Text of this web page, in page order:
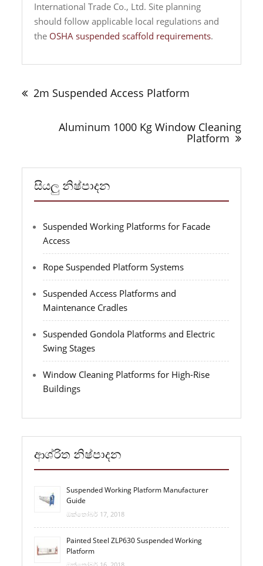
International Trade Co., Ltd. Site planning
should follow applicable local regulations and
the OSHA suspended scaffold requirements.
2m Suspended Access Platform
Aluminum 1000 Kg Window Cleaning
Platform
සියලු නිෂ්පාදන
Suspended Working Platforms for Facade
Access
Rope Suspended Platform Systems
Suspended Access Platforms and
Maintenance Cradles
Suspended Gondola Platforms and Electric
Swing Stages
Window Cleaning Platforms for High-Rise
Buildings
ආශ්රිත නිෂ්පාදන
Suspended Working Platform Manufacturer
Guide
ඔක්තෝබර් 17, 2018
Painted Steel ZLP630 Suspended Working
Platform